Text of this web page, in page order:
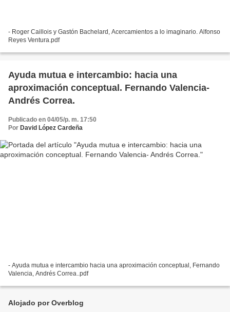
- Roger Caillois y Gastón Bachelard, Acercamientos a lo imaginario. Alfonso
Reyes Ventura.pdf
Ayuda mutua e intercambio: hacia una
aproximación conceptual. Fernando Valencia-
Andrés Correa.
Publicado en 04/05/p. m. 17:50
Por David López Cardeña
- Ayuda mutua e intercambio hacia una aproximación conceptual, Fernando
Valencia, Andrés Correa..pdf
Alojado por Overblog